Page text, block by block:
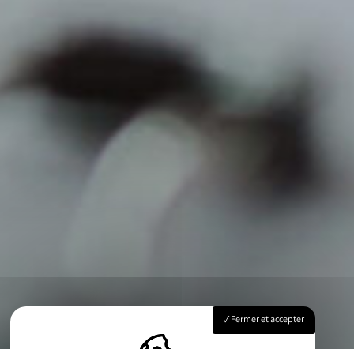
Fermer et accepter